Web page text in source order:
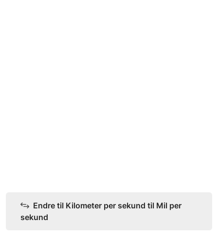
Endre til Kilometer per sekund til Mil per
sekund